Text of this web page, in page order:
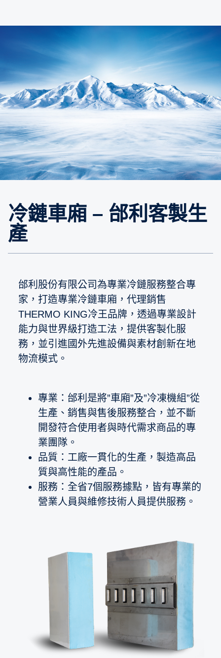
冷鏈車廂 – 邰利客製生
產
邰利股份有限公司為專業冷鏈服務整合專
家，打造專業冷鏈車廂，代理銷售
THERMO KING冷王品牌，透過專業設計
能力與世界級打造工法，提供客製化服
務，並引進國外先進設備與素材創新在地
物流模式。
專業：邰利是將”車廂”及”冷凍機組”從
生產、銷售與售後服務整合，並不斷
開發符合使用者與時代需求商品的專
業團隊。
品質：工廠一貫化的生產，製造高品
質與高性能的產品。
服務：全省7個服務據點，皆有專業的
營業人員與維修技術人員提供服務。